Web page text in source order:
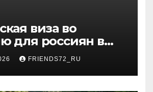
виза во
для россиян в
сроки от 3 дней
необходимых
FRIENDS72_RU